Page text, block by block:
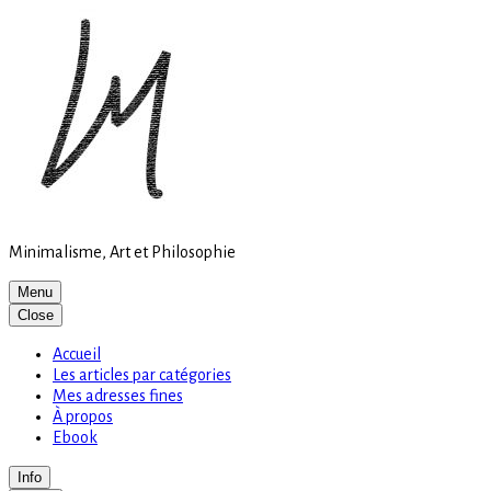
Minimalisme, Art et Philosophie
Menu
Close
Accueil
Les articles par catégories
Mes adresses fines
À propos
Ebook
Info